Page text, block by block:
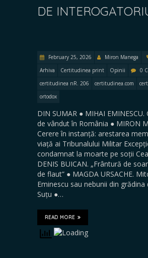
DE
February 25, 2026 Miron Manega
Arhiva
Certitudinea print Opinii
0
certitudinea nR. 206
certitudinea.com
ortodox
DIN SUMAR ● MIHAI EMINESCU.
de vândut în România ● MIRON
Cerere în instanță: arestarea
viață ai Tribunalului Militar
condamnat la moarte pe soții
DENIS BUICAN. „Frântură de
de flaut” ● MAGDA URSACHE.
Eminescu sau nebunii din
Suțu ●…
READ MORE